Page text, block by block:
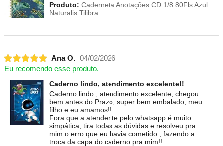
Produto: Caderneta Anotações CD 1/8 80Fls Azul
Naturalis Tilibra
Ana O. 04/02/2026
Eu recomendo esse produto.
Caderno lindo, atendimento excelente!!
Caderno lindo , atendimento excelente, chegou
bem antes do Prazo, super bem embalado, meu
filho e eu amamos!!
Fora que a atendente pelo whatsapp é muito
simpática, tira todas as dúvidas e resolveu pra
mim o erro que eu havia cometido , fazendo a
troca da capa do caderno pra mim!!